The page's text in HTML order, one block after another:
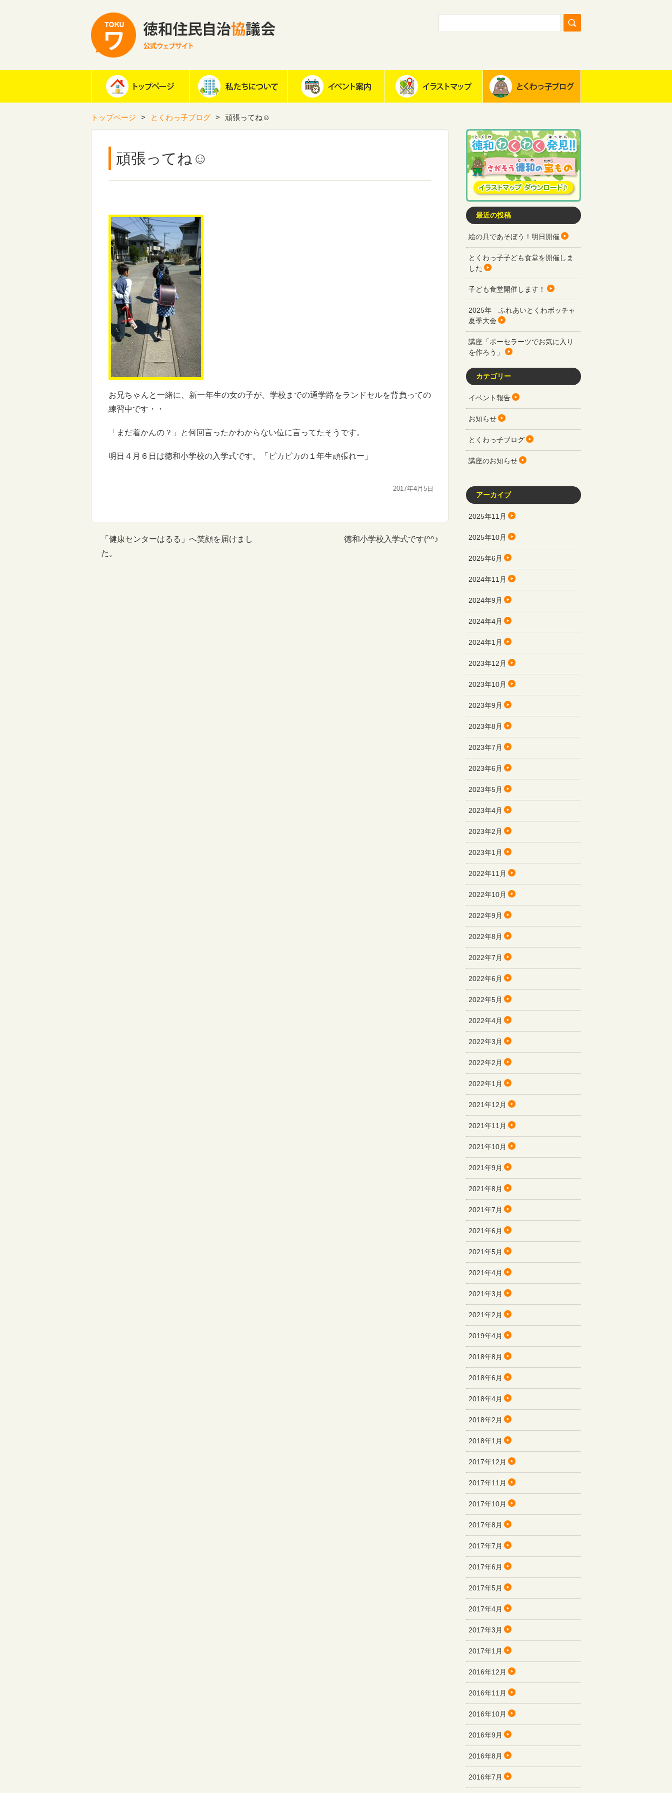
トップページ とくわっ子ブログ 頑張ってね☺
頑張ってね☺
お兄ちゃんと一緒に、新一年生の女の子が、学校までの通学路をランドセルを背負っての
練習中です・・
「まだ着かんの？」と何回言ったかわからない位に言ってたそうです。
明日４月６日は徳和小学校の入学式です。「ピカピカの１年生頑張れー」
2017年4月5日
「健康センターはるる」へ笑顔を届けまし
た。
徳和小学校入学式です(^^♪
最近の投稿
絵の具であそぼう！明日開催
とくわっ子子ども食堂を開催しま
した
子ども食堂開催します！
2025年 ふれあいとくわボッチャ
夏季大会
講座「ポーセラーツでお気に入り
を作ろう」
カテゴリー
イベント報告
お知らせ
とくわっ子ブログ
講座のお知らせ
アーカイブ
2025年11月
2025年10月
2025年6月
2024年11月
2024年9月
2024年4月
2024年1月
2023年12月
2023年10月
2023年9月
2023年8月
2023年7月
2023年6月
2023年5月
2023年4月
2023年2月
2023年1月
2022年11月
2022年10月
2022年9月
2022年8月
2022年7月
2022年6月
2022年5月
2022年4月
2022年3月
2022年2月
2022年1月
2021年12月
2021年11月
2021年10月
2021年9月
2021年8月
2021年7月
2021年6月
2021年5月
2021年4月
2021年3月
2021年2月
2019年4月
2018年8月
2018年6月
2018年4月
2018年2月
2018年1月
2017年12月
2017年11月
2017年10月
2017年8月
2017年7月
2017年6月
2017年5月
2017年4月
2017年3月
2017年1月
2016年12月
2016年11月
2016年10月
2016年9月
2016年8月
2016年7月